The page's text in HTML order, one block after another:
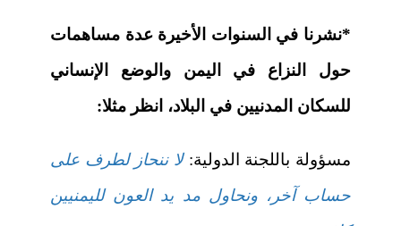
*نشرنا في السنوات الأخيرة عدة مساهمات
حول النزاع في اليمن والوضع الإنساني
للسكان المدنيين في البلاد، انظر مثلا:
مسؤولة باللجنة الدولية:لا ننحاز لطرف على
حساب آخر، ونحاول مد يد العون لليمنيين